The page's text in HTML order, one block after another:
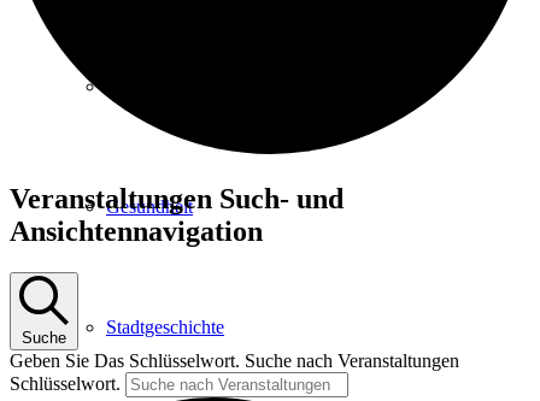
Gesundheit
Stadtgeschichte
Veranstaltungen
Veranstaltungen Such- und
Ansichtennavigation
Suche
Geben Sie Das Schlüsselwort. Suche nach Veranstaltungen
Schlüsselwort.